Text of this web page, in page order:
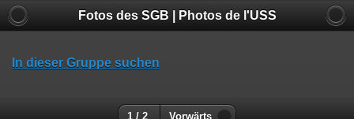
Fotos des SGB | Photos de l'USS
In dieser Gruppe suchen